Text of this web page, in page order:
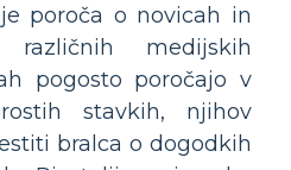
poroča o novicah in
medijskih
pogosto poročajo v
stavkih, njihov
bralca o dogodkih